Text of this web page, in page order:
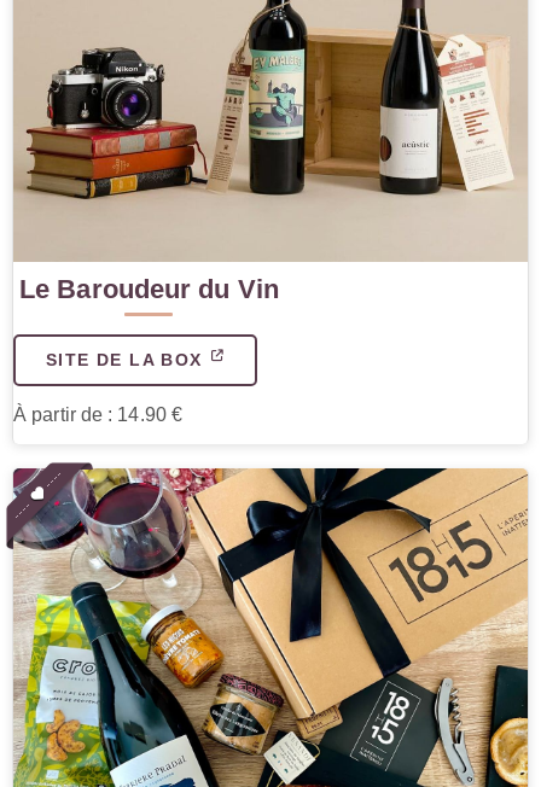
Le Baroudeur du Vin
SITE DE LA BOX
À partir de : 14.90 €